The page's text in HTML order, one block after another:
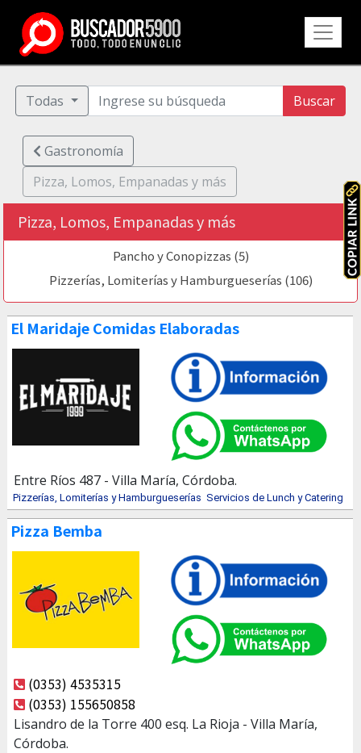
Todas Buscar
Gastronomía
Pizza, Lomos, Empanadas y más
Pizza, Lomos, Empanadas y más
Pancho y Conopizzas (5)
Pizzerías, Lomiterías y Hamburgueserías (106)
El Maridaje Comidas Elaboradas
Entre Ríos 487 - Villa María, Córdoba.
Pizzerías, Lomiterías y Hamburgueserías Servicios de Lunch y Catering
Pizza Bemba
(0353) 4535315
(0353) 155650858
Lisandro de la Torre 400 esq. La Rioja - Villa María,
Córdoba.